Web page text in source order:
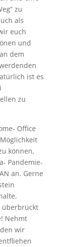
zu
als
euch
und
dem
ist es
zu
Office
können,
Pandemie-
an. Gerne
überbrückt
Nehmt
wir